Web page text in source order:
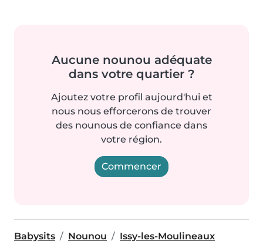
Aucune nounou adéquate
dans votre quartier ?
Ajoutez votre profil aujourd'hui et
nous nous efforcerons de trouver
des nounous de confiance dans
votre région.
Commencer
Babysits Nounou Issy-les-Moulineaux